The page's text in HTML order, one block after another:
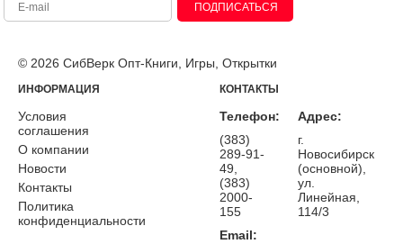
ПОДПИСАТЬСЯ
© 2026 СибВерк Опт-Книги, Игры, Открытки
ИНФОРМАЦИЯ
Условия
соглашения
О компании
Новости
Контакты
Политика
конфиденциальности
КОНТАКТЫ
Телефон:
(383)
289-91-
49,
(383)
2000-
155
Email:
Адрес:
г.
Новосибирск
(основной),
ул.
Линейная,
114/3